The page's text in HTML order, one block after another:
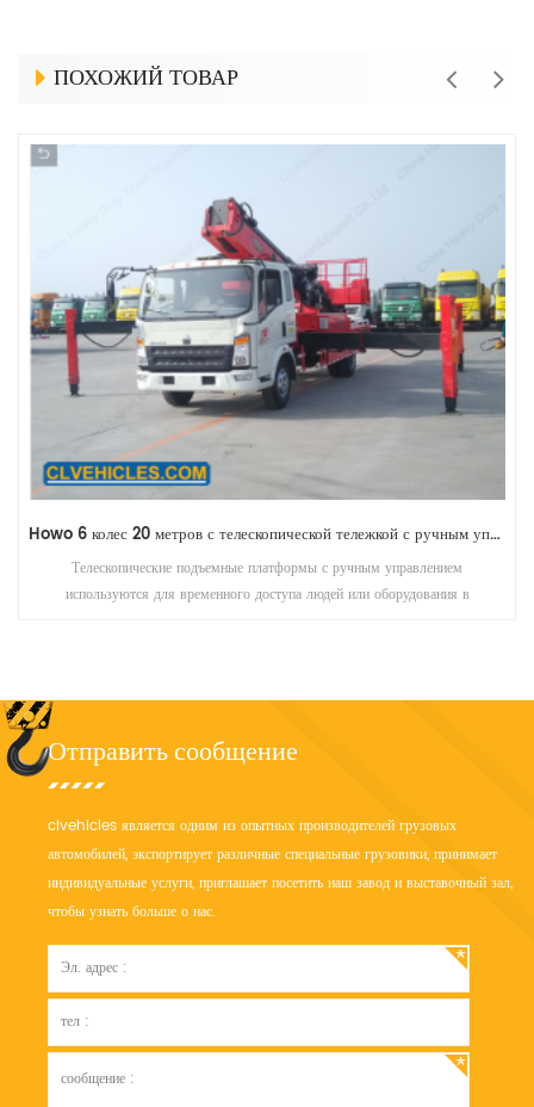
ПОХОЖИЙ ТОВАР
Howo 6 колес 20 метров с телескопической тележкой с ручным управлением, смонтированные на грузовых платформах
Телескопические подъемные платформы с ручным управлением
используются для временного доступа людей или оборудования в
Отправить сообщение
clvehicles является одним из опытных производителей грузовых
автомобилей, экспортирует различные специальные грузовики, принимает
индивидуальные услуги, приглашает посетить наш завод и выставочный зал,
чтобы узнать больше о нас.